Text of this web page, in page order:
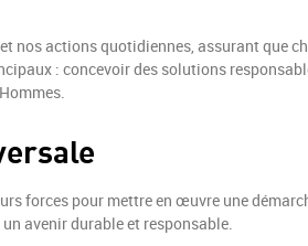
nos actions quotidiennes, assurant que
: concevoir des solutions
forces pour mettre en œuvre une
avenir durable et responsable.